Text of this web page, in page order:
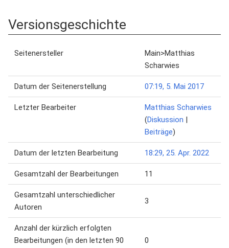
Versionsgeschichte
Seitenersteller
Main>Matthias
Scharwies
Datum der Seitenerstellung 07:19, 5. Mai 2017
Letzter Bearbeiter
Matthias Scharwies
(Diskussion |
Beiträge)
Datum der letzten Bearbeitung 18:29, 25. Apr. 2022
Gesamtzahl der Bearbeitungen 11
Gesamtzahl unterschiedlicher
Autoren
3
Anzahl der kürzlich erfolgten
Bearbeitungen (in den letzten 90
0